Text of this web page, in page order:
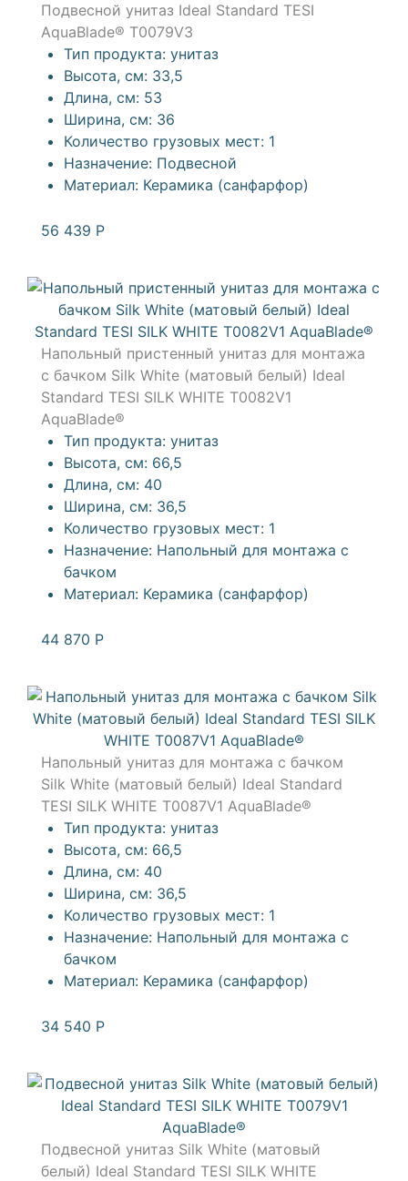
Подвесной унитаз Ideal Standard TESI
AquaBlade® T0079V3
Тип продукта: унитаз
Высота, см: 33,5
Длина, см: 53
Ширина, см: 36
Количество грузовых мест: 1
Назначение: Подвесной
Материал: Керамика (санфарфор)
56 439 Р
Напольный пристенный унитаз для монтажа
с бачком Silk White (матовый белый) Ideal
Standard TESI SILK WHITE T0082V1
AquaBlade®
Тип продукта: унитаз
Высота, см: 66,5
Длина, см: 40
Ширина, см: 36,5
Количество грузовых мест: 1
Назначение: Напольный для монтажа с
бачком
Материал: Керамика (санфарфор)
44 870 Р
Напольный унитаз для монтажа с бачком
Silk White (матовый белый) Ideal Standard
TESI SILK WHITE T0087V1 AquaBlade®
Тип продукта: унитаз
Высота, см: 66,5
Длина, см: 40
Ширина, см: 36,5
Количество грузовых мест: 1
Назначение: Напольный для монтажа с
бачком
Материал: Керамика (санфарфор)
34 540 Р
Подвесной унитаз Silk White (матовый
белый) Ideal Standard TESI SILK WHITE